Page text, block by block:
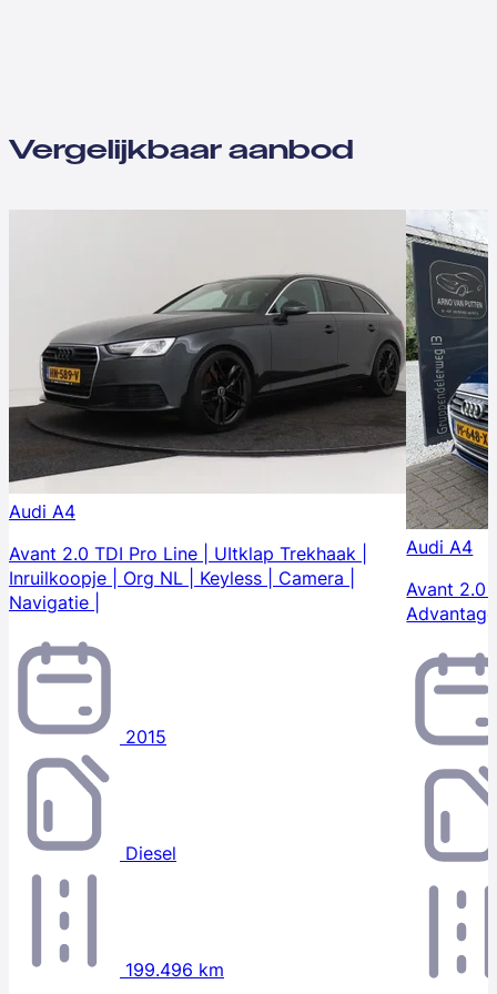
Vergelijkbaar aanbod
Audi A4
Avant 2.0 TDI Pro Line | UItklap Trekhaak |
Inruilkoopje | Org NL | Keyless | Camera |
Navigatie |
2015
Diesel
199.496 km
Audi A4
Avant 2.0
Advantage